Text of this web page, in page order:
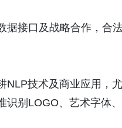
据接口及战略合作，合
NLP技术及商业应用，
识别LOGO、艺术字体